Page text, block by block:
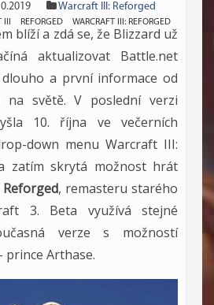
Warcraft III: Reforged
REFORGED WARCRAFT III: REFORGED
blíží a zdá se, že Blizzard už
aktualizovat Battle.net
a první informace od
na světě. V poslední verzi
10. října ve večerních
down menu Warcraft III:
zatím skrytá možnost hrát
, remasteru starého
3. Beta využívá stejné
verze s možností
prince Arthase.